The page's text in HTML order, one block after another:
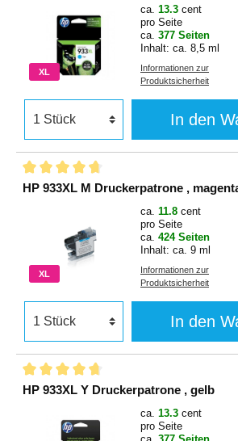
XL
ca. 13.3 cent
pro Seite
ca. 377 Seiten
Inhalt: ca. 8,5 ml
Informationen zur
Produktsicherheit
In den
HP 933XL M Druckerpatrone ,
XL
ca. 11.8 cent
pro Seite
ca. 424 Seiten
Inhalt: ca. 9 ml
Informationen zur
Produktsicherheit
In den
HP 933XL Y Druckerpatrone , gelb
ca. 13.3 cent
pro Seite